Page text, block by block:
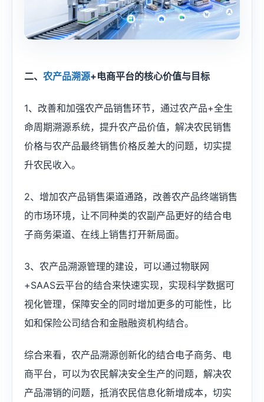
二、 农产品溯源+电商平台的核心价值与目标
1、改善和加强农产品销售环节，通过农产品+全生
命周期溯源系统，提升农产品价值，解决农民销售
价格与农产品最终销售价格反差大的问题，切实提
升农民收入。
2、增加农产品销售渠道通路，改善农产品终端销售
的市场环境，让不同种类的农副产品更好​的​结合电
子商务渠道、在线上销售打开新局面。
3、农产品溯源管理的建设，可以通过物联网
+SAAS云平台的结合来快速实现，实现科学数据可
视化管理，保障安全的同时增加更多的可能性，比
如和保险公司结合和金融融资机构结合。
综合来看，农产品溯源创新化的结合电子商务、电
商平台，可以为农民解决安全生产的问题，解决农
产品滞销的问题，抵消农民信息化新增成本，切实